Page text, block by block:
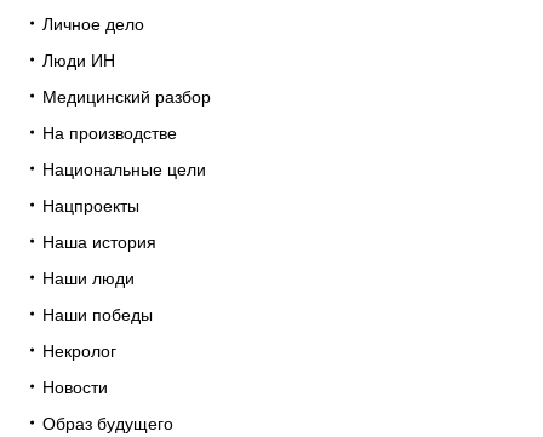
Личное дело
Люди ИН
Медицинский разбор
На производстве
Национальные цели
Нацпроекты
Наша история
Наши люди
Наши победы
Некролог
Новости
Образ будущего